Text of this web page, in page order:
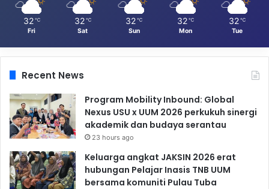
32 ℃
Fri
32 ℃
Sat
32 ℃
Sun
32 ℃
Mon
32 ℃
Tue
Recent News
Program Mobility Inbound: Global
Nexus USU x UUM 2026 perkukuh sinergi
akademik dan budaya serantau
23 hours ago
Keluarga angkat JAKSIN 2026 erat
hubungan Pelajar Inasis TNB UUM
bersama komuniti Pulau Tuba